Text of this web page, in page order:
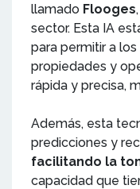
llamado Flooges
sector. Esta IA
para permitir a
propiedades y
rápida y precisa,
Además, esta
predicciones y
facilitando la
capacidad que